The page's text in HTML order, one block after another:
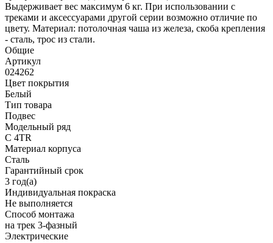
Выдерживает вес максимум 6 кг. При использовании с
треками и аксессуарами другой серии возможно отличие по
цвету. Материал: потолочная чаша из железа, скоба крепления
- сталь, трос из стали.
Общие
Артикул
024262
Цвет покрытия
Белый
Тип товара
Подвес
Модельный ряд
C 4TR
Материал корпуса
Сталь
Гарантийный срок
3 год(а)
Индивидуальная покраска
Не выполняется
Способ монтажа
на трек 3-фазный
Электрические